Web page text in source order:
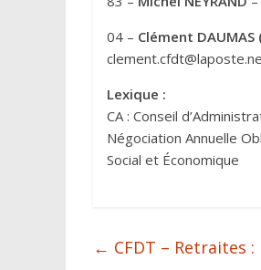
04 – Clément DAUMAS
Lexique :
CA : Conseil
Négociation Annuelle
Social et Économique
← CFDT – Retraites